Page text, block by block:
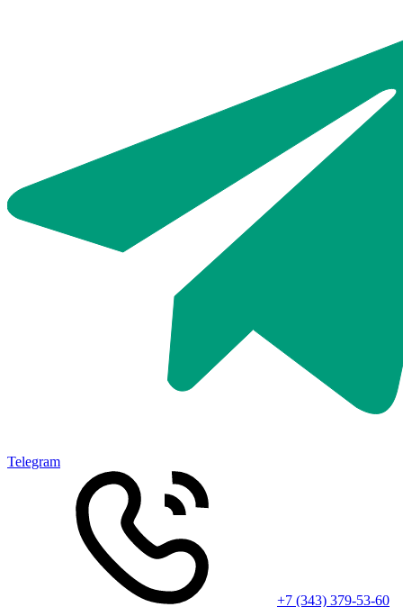
Telegram
+7 (343) 379-53-60